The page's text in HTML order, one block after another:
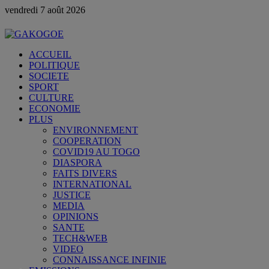
vendredi 7 août 2026
ACCUEIL
POLITIQUE
SOCIETE
SPORT
CULTURE
ECONOMIE
PLUS
ENVIRONNEMENT
COOPERATION
COVID19 AU TOGO
DIASPORA
FAITS DIVERS
INTERNATIONAL
JUSTICE
MEDIA
OPINIONS
SANTE
TECH&WEB
VIDEO
CONNAISSANCE INFINIE